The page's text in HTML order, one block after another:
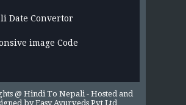
Date Convertor
image Code
@ Hindi To Nepali - Hosted and
byEasy Ayurveds Pvt Ltd